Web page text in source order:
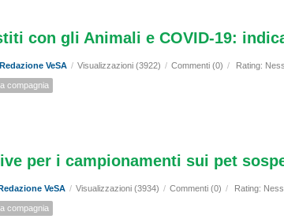
con gli Animali e COVID-19:
Redazione VeSA / Visualizzazioni (3922) / Commenti (0) / Rating:
compagnia
per i campionamenti sui pet
VeSA / Visualizzazioni (3934) / Commenti (0) / Rating:
compagnia